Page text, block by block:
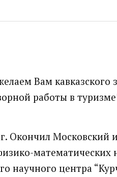
Вам кавказского
работы в
Окончил Московский
математических
научного центра